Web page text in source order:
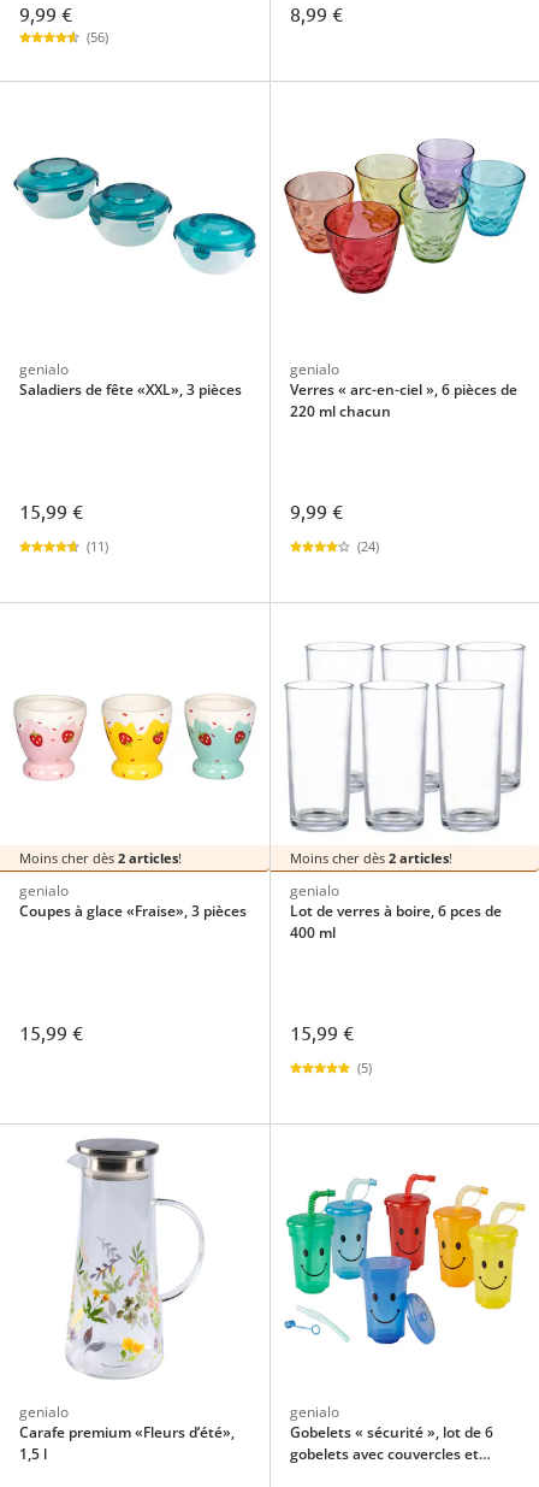
9,99 €
(56)
8,99 €
genialo
Saladiers de fête «XXL», 3 pièces
15,99 €
(11)
genialo
Verres « arc-en-ciel », 6 pièces de
220 ml chacun
9,99 €
(24)
Moins cher dès 2 articles!
genialo
Coupes à glace «Fraise», 3 pièces
15,99 €
Moins cher dès 2 articles!
genialo
Lot de verres à boire, 6 pces de
400 ml
15,99 €
(5)
genialo
Carafe premium «Fleurs d’été»,
1,5 l
genialo
Gobelets « sécurité », lot de 6
gobelets avec couvercles et